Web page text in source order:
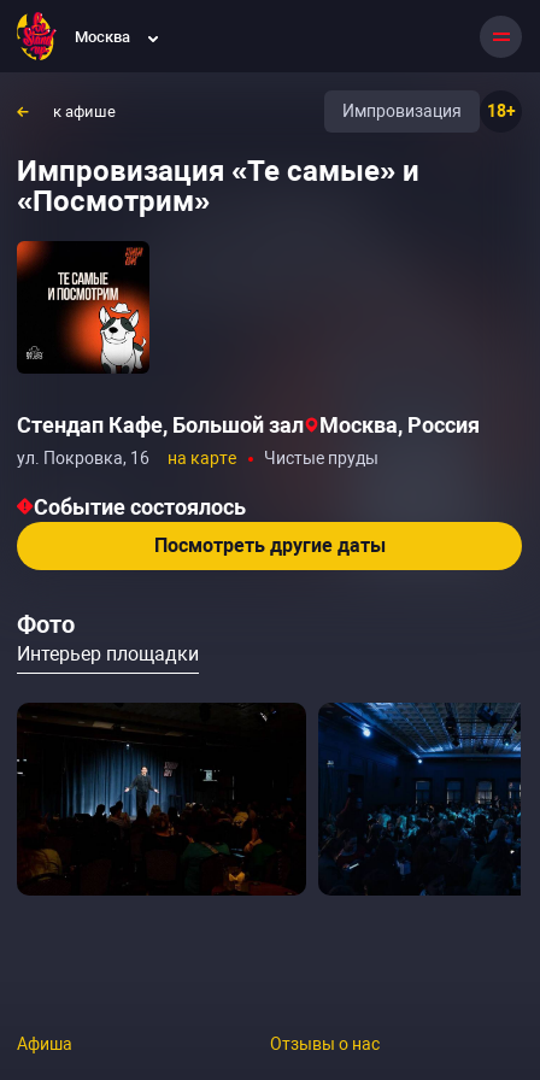
Москва
к афише 18+
Импровизация
Импровизация «Те самые» и
«Посмотрим»
Стендап Кафе, Большой зал Москва, Россия
ул. Покровка, 16 на карте Чистые пруды
Событие состоялось
Посмотреть другие даты
Фото
Интерьер площадки
Афиша Отзывы о нас